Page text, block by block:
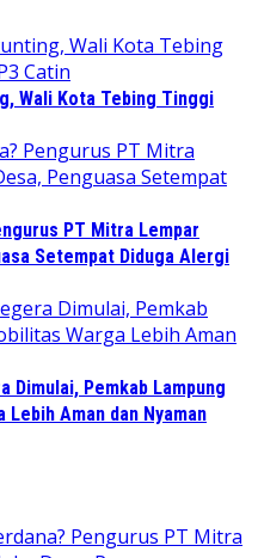
Wali Kota Tebing Tinggi
PT Mitra Lempar
Setempat Diduga Alergi
Dimulai, Pemkab Lampung
Aman dan Nyaman